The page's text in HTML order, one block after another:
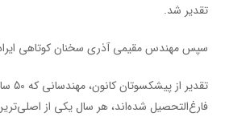
تقدیر شد.
سپس مهندس مقیمی آذری سخنان کوتاهی
فارغ‌التحصیل شده‌اند، هر سال یکی از